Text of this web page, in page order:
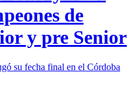
de
y pre Senior